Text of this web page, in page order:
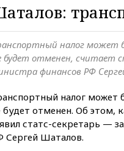
налог может
будет отменен, считает
финансов РФ
налог может
будет отменен. Об этом,
статс-секретарь —
Сергей Шаталов.